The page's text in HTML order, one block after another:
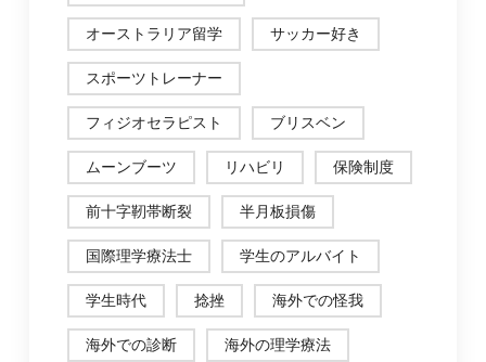
オーストラリア留学 サッカー好き
スポーツトレーナー
フィジオセラピスト ブリスベン
ムーンブーツ リハビリ 保険制度
前十字靭帯断裂 半月板損傷
国際理学療法士 学生のアルバイト
学生時代 捻挫 海外での怪我
海外での診断 海外の理学療法